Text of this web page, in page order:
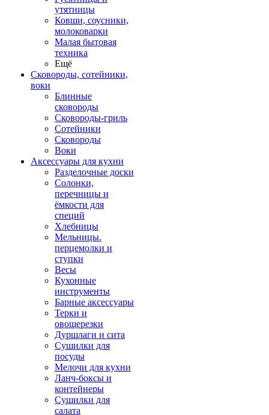
утятницы
Ковши, соусники,
молоковарки
Малая бытовая
техника
Ещё
Сковороды, сотейники,
воки
Блинные
сковороды
Сковороды-гриль
Сотейники
Сковороды
Воки
Аксессуары для кухни
Разделочные доски
Солонки,
перечницы и
ёмкости для
специй
Хлебницы
Мельницы.
перцемолки и
ступки
Весы
Кухонные
инструменты
Барные аксессуары
Терки и
овощерезки
Дуршлаги и сита
Сушилки для
посуды
Мелочи для кухни
Ланч-боксы и
контейнеры
Сушилки для
салата